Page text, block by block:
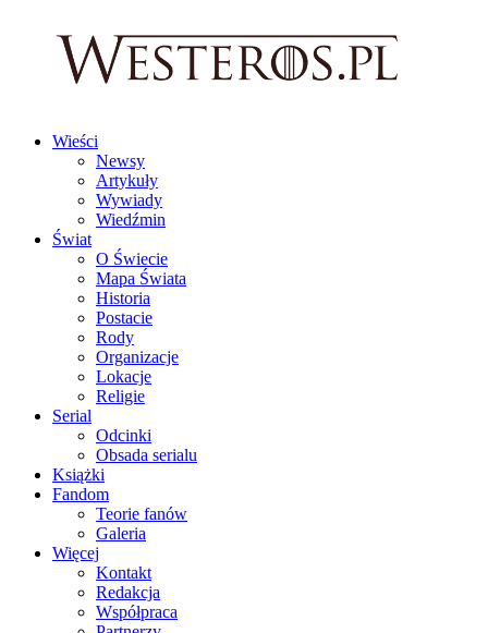
Wieści
Newsy
Artykuły
Wywiady
Wiedźmin
Świat
O Świecie
Mapa Świata
Historia
Postacie
Rody
Organizacje
Lokacje
Religie
Serial
Odcinki
Obsada serialu
Książki
Fandom
Teorie fanów
Galeria
Więcej
Kontakt
Redakcja
Współpraca